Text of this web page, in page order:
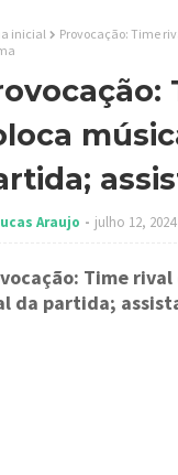
inicial
Provocação: Time
Araujo julho 12, 2024
Time
da partida;